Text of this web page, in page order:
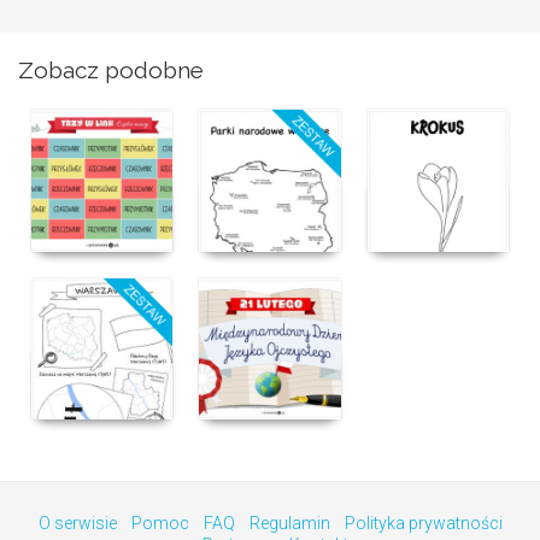
Zobacz podobne
O serwisie Pomoc FAQ Regulamin
Polityka prywatności